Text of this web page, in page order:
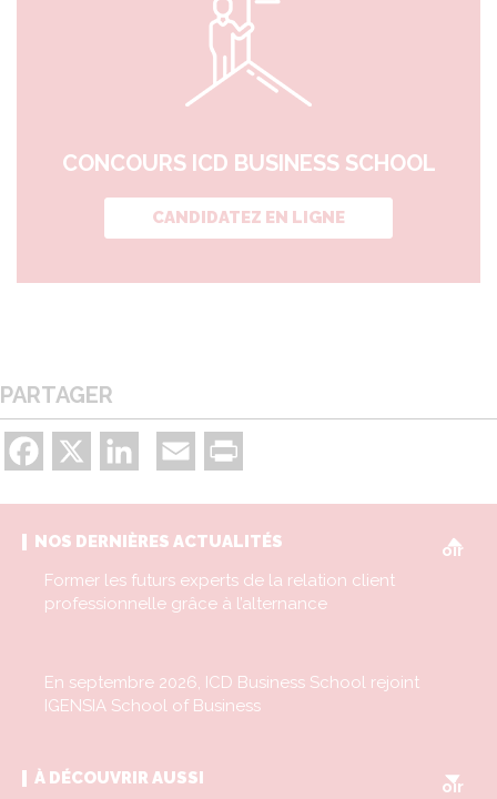
CONCOURS ICD BUSINESS SCHOOL
CANDIDATEZ EN LIGNE
PARTAGER
Facebook LinkedIn Email
NOS DERNIÈRES ACTUALITÉS
oir
Former les futurs experts de la relation client
professionnelle grâce à l’alternance
En septembre 2026, ICD Business School rejoint
IGENSIA School of Business
À DÉCOUVRIR AUSSI
oir